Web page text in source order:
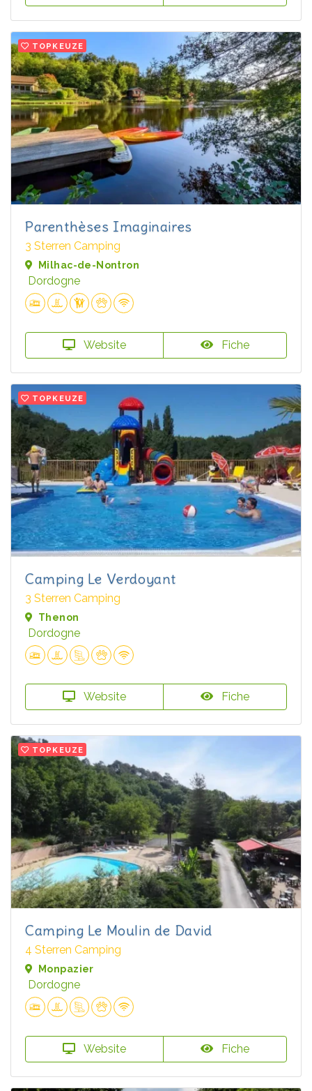
TOPKEUZE
Parenthèses Imaginaires
3 Sterren Camping
Milhac-de-Nontron
Dordogne
Website Fiche
TOPKEUZE
Camping Le Verdoyant
3 Sterren Camping
Thenon
Dordogne
Website Fiche
TOPKEUZE
Camping Le Moulin de David
4 Sterren Camping
Monpazier
Dordogne
Website Fiche